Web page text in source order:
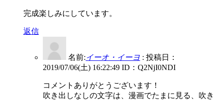
完成楽しみにしています。
返信
名前:イーオ・イーヨ : 投稿日：
2019/07/06(土) 16:22:49 ID：Q2NjI0NDI
コメントありがとうございます！
吹き出しなしの文字は、漫画でたまに見る、吹き